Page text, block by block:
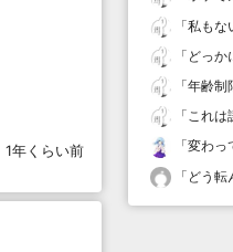
1年くらい前
「私もな
「 どっか
「年齢制
「これは
「変わっ
「 どう転